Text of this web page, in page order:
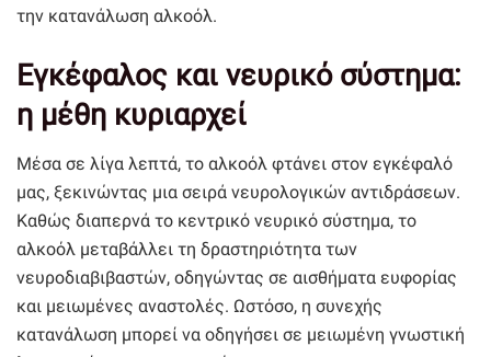
την κατανάλωση αλκοόλ.
Εγκέφαλος και νευρικό σύστημα:
η μέθη κυριαρχεί
Μέσα σε λίγα λεπτά, το αλκοόλ φτάνει στον εγκέφαλό
μας, ξεκινώντας μια σειρά νευρολογικών αντιδράσεων.
Καθώς διαπερνά το κεντρικό νευρικό σύστημα, το
αλκοόλ μεταβάλλει τη δραστηριότητα των
νευροδιαβιβαστών, οδηγώντας σε αισθήματα ευφορίας
και μειωμένες αναστολές. Ωστόσο, η συνεχής
κατανάλωση μπορεί να οδηγήσει σε μειωμένη γνωστική